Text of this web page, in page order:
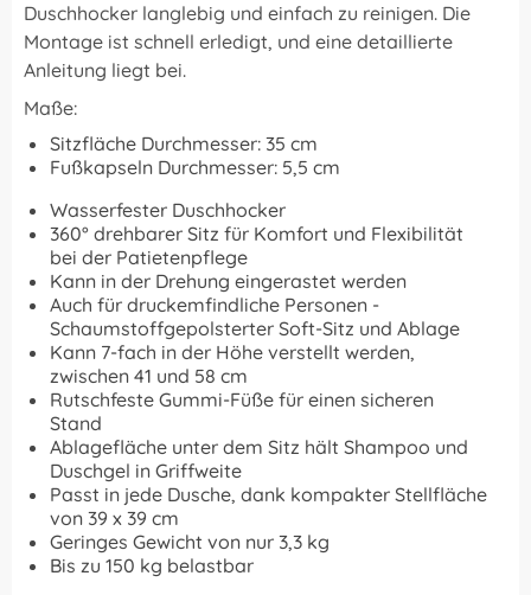
Duschhocker langlebig und einfach zu reinigen. Die
Montage ist schnell erledigt, und eine detaillierte
Anleitung liegt bei.
Maße:
Sitzfläche Durchmesser: 35 cm
Fußkapseln Durchmesser: 5,5 cm
Wasserfester Duschhocker
360° drehbarer Sitz für Komfort und Flexibilität
bei der Patietenpflege
Kann in der Drehung eingerastet werden
Auch für druckemfindliche Personen -
Schaumstoffgepolsterter Soft-Sitz und Ablage
Kann 7-fach in der Höhe verstellt werden,
zwischen 41 und 58 cm
Rutschfeste Gummi-Füße für einen sicheren
Stand
Ablagefläche unter dem Sitz hält Shampoo und
Duschgel in Griffweite
Passt in jede Dusche, dank kompakter Stellfläche
von 39 x 39 cm
Geringes Gewicht von nur 3,3 kg
Bis zu 150 kg belastbar